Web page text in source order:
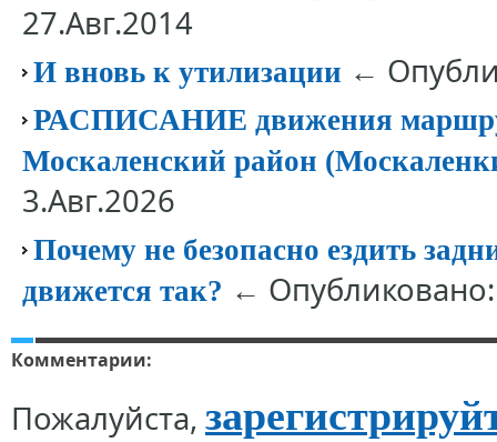
27.Авг.2014
И вновь к утилизации ←
РАСПИСАНИЕ движения
Москаленский район
3.Авг.2026
Почему не безопасно ездить
движется так? ←
Комментарии:
Пожалуйста,